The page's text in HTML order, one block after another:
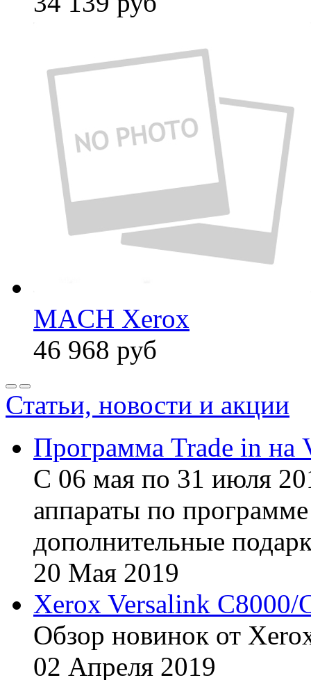
MACH Xerox
46 968 руб
Статьи, новости и акции
Программа Trade in на
С 06 мая по 31 июля
аппараты по
дополнительные
20 Мая 2019
Xerox Versalink C8000/
Обзор новинок от
02 Апреля 2019